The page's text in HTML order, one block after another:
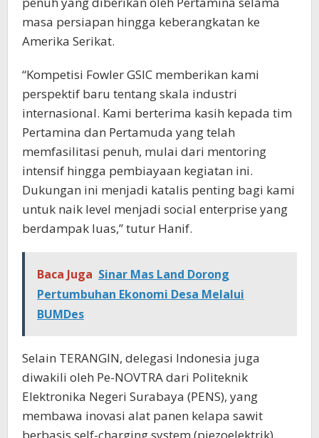
masa persiapan hingga keberangkatan ke
Amerika Serikat.
“Kompetisi Fowler GSIC memberikan kami
perspektif baru tentang skala industri
internasional. Kami berterima kasih kepada tim
Pertamina dan Pertamuda yang telah
memfasilitasi penuh, mulai dari mentoring
intensif hingga pembiayaan kegiatan ini.
Dukungan ini menjadi katalis penting bagi kami
untuk naik level menjadi social enterprise yang
berdampak luas,” tutur Hanif.
Baca Juga Sinar Mas Land Dorong
Pertumbuhan Ekonomi Desa Melalui
BUMDes
Selain TERANGIN, delegasi Indonesia juga
diwakili oleh Pe-NOVTRA dari Politeknik
Elektronika Negeri Surabaya (PENS), yang
membawa inovasi alat panen kelapa sawit
berbasis self-charging system (piezoelektrik).